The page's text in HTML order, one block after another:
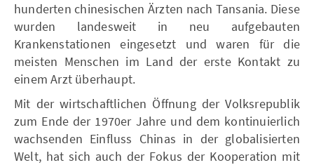
hunderten chinesischen Ärzten nach Tansania. Diese
wurden landesweit in neu aufgebauten
Krankenstationen eingesetzt und waren für die
meisten Menschen im Land der erste Kontakt zu
einem Arzt überhaupt.
Mit der wirtschaftlichen Öffnung der Volksrepublik
zum Ende der 1970er Jahre und dem kontinuierlich
wachsenden Einfluss Chinas in der globalisierten
Welt, hat sich auch der Fokus der Kooperation mit